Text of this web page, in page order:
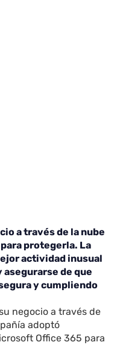
a través de la nube
protegerla. La
actividad inusual
asegurarse de que
y cumpliendo
negocio a través de
adoptó
Office 365 para